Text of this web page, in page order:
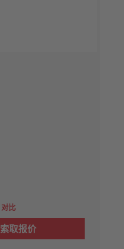
对比
索取报价